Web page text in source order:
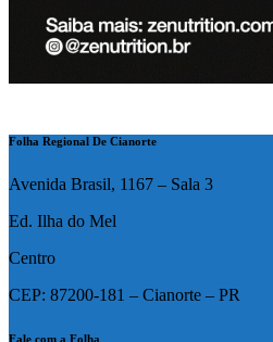
Folha Regional De Cianorte
Avenida Brasil, 1167 – Sala 3
Ed. Ilha do Mel
Centro
CEP: 87200-181 – Cianorte – PR
Fale com a Folha